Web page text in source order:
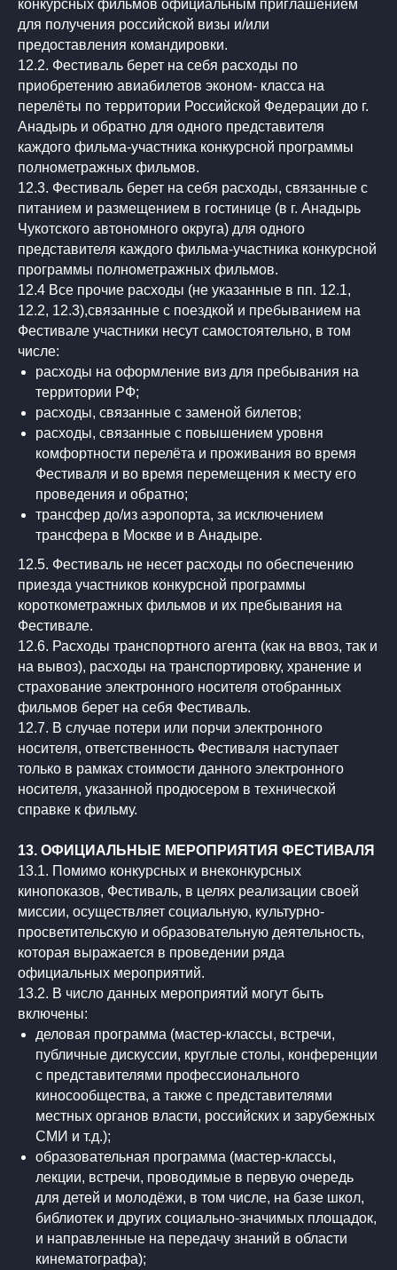
конкурсных фильмов официальным приглашением
для получения российской визы и/или
предоставления командировки.
12.2. Фестиваль берет на себя расходы по
приобретению авиабилетов эконом- класса на
перелёты по территории Российской Федерации до г.
Анадырь и обратно для одного представителя
каждого фильма-участника конкурсной программы
полнометражных фильмов.
12.3. Фестиваль берет на себя расходы, связанные с
питанием и размещением в гостинице (в г. Анадырь
Чукотского автономного округа) для одного
представителя каждого фильма-участника конкурсной
программы полнометражных фильмов.
12.4 Все прочие расходы (не указанные в пп. 12.1,
12.2, 12.3),связанные с поездкой и пребыванием на
Фестивале участники несут самостоятельно, в том
числе:
расходы на оформление виз для пребывания на
территории РФ;
расходы, связанные с заменой билетов;
расходы, связанные с повышением уровня
комфортности перелёта и проживания во время
Фестиваля и во время перемещения к месту его
проведения и обратно;
трансфер до/из аэропорта, за исключением
трансфера в Москве и в Анадыре.
12.5. Фестиваль не несет расходы по обеспечению
приезда участников конкурсной программы
короткометражных фильмов и их пребывания на
Фестивале.
12.6. Расходы транспортного агента (как на ввоз, так и
на вывоз), расходы на транспортировку, хранение и
страхование электронного носителя отобранных
фильмов берет на себя Фестиваль.
12.7. В случае потери или порчи электронного
носителя, ответственность Фестиваля наступает
только в рамках стоимости данного электронного
носителя, указанной продюсером в технической
справке к фильму.
13. ОФИЦИАЛЬНЫЕ МЕРОПРИЯТИЯ ФЕСТИВАЛЯ
13.1. Помимо конкурсных и внеконкурсных
кинопоказов, Фестиваль, в целях реализации своей
миссии, осуществляет социальную, культурно-
просветительскую и образовательную деятельность,
которая выражается в проведении ряда
официальных мероприятий.
13.2. В число данных мероприятий могут быть
включены:
деловая программа (мастер-классы, встречи,
публичные дискуссии, круглые столы, конференции
с представителями профессионального
киносообщества, а также с представителями
местных органов власти, российских и зарубежных
СМИ и т.д.);
образовательная программа (мастер-классы,
лекции, встречи, проводимые в первую очередь
для детей и молодёжи, в том числе, на базе школ,
библиотек и других социально-значимых площадок,
и направленные на передачу знаний в области
кинематографа);